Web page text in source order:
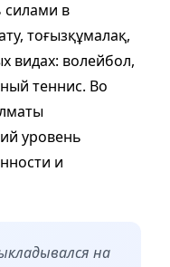
силами в
тоғызқұмалақ,
видах: волейбол,
теннис. Во
уровень
и
на